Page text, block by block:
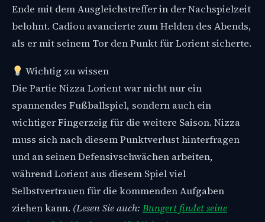
Ende mit dem Ausgleichstreffer in der Nachspielzeit
belohnt. Cadiou avancierte zum Helden des Abends,
als er mit seinem Tor den Punkt für Lorient sicherte.
Wichtig zu wissen
Die Partie Nizza Lorient war nicht nur ein
spannendes Fußballspiel, sondern auch ein
wichtiger Fingerzeig für die weitere Saison. Nizza
muss sich nach diesem Punktverlust hinterfragen
und an seinen Defensivschwächen arbeiten,
während Lorient aus diesem Spiel viel
Selbstvertrauen für die kommenden Aufgaben
ziehen kann. (Lesen Sie auch: Bungert findet seine